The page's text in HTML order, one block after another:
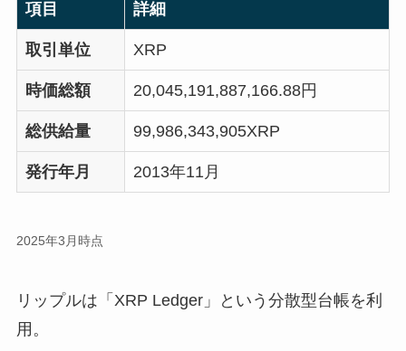
項目 詳細
取引単位 XRP
時価総額 20,045,191,887,166.88円
総供給量 99,986,343,905XRP
発行年月 2013年11月
2025年3月時点
リップルは「XRP Ledger」という分散型台帳を利
用。